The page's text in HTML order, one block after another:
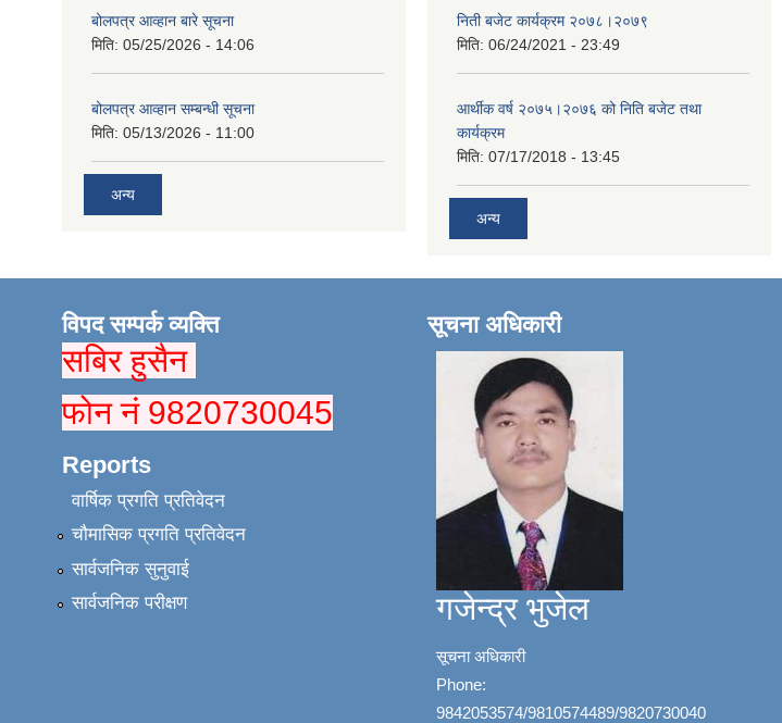
बोलपत्र आव्हान बारे सूचना
मिति: 05/25/2026 - 14:06
बोलपत्र आव्हान सम्बन्धी सूचना
मिति: 05/13/2026 - 11:00
अन्य
निती बजेट कार्यक्रम २०७८।२०७९
मिति: 06/24/2021 - 23:49
आर्थीक वर्ष २०७५।२०७६ को निति बजेट तथा
कार्यक्रम
मिति: 07/17/2018 - 13:45
अन्य
विपद सम्पर्क व्यक्ति
सबिर हुसैन
फोन नं 9820730045
Reports
वार्षिक प्रगति प्रतिवेदन
चौमासिक प्रगति प्रतिवेदन
सार्वजनिक सुनुवाई
सार्वजनिक परीक्षण
सूचना अधिकारी
गजेन्द्र भुजेल
सूचना अधिकारी
Phone:
9842053574/9810574489/9820730040